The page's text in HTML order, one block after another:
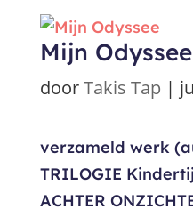
Mijn Odyssee
doorTakis Tap |
verzameld werk
TRILOGIE
ACHTER